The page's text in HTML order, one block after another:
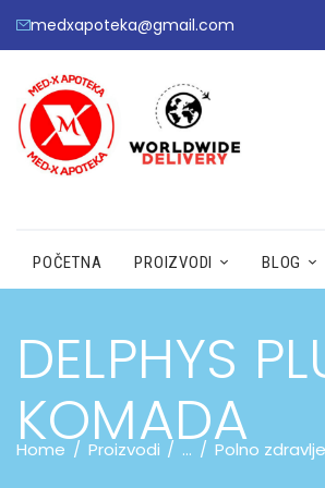
medxapoteka@gmail.com
POČETNA PROIZVODI BLOG
DELPHYS
KOMADA
Home Proizvodi ... Polno zdravlje